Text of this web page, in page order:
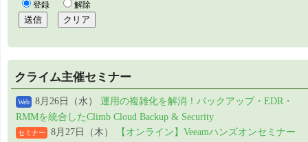
クライム主催セミナー
Web 8月26日（水） 運用の複雑化を解消！バックアップ・EDR・
RMMを統合したClimb Cloud Backup & Security
セミナー 8月27日（木）
【オンライン】Veeamハンズオンセミナー